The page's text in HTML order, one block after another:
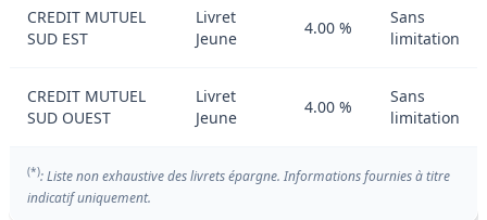
CREDIT MUTUEL
SUD EST
Livret
Jeune
4.00 %
Sans
limitation
CREDIT MUTUEL
SUD OUEST
Livret
Jeune
4.00 %
Sans
limitation
(*): Liste non exhaustive des livrets épargne. Informations fournies à titre
indicatif uniquement.